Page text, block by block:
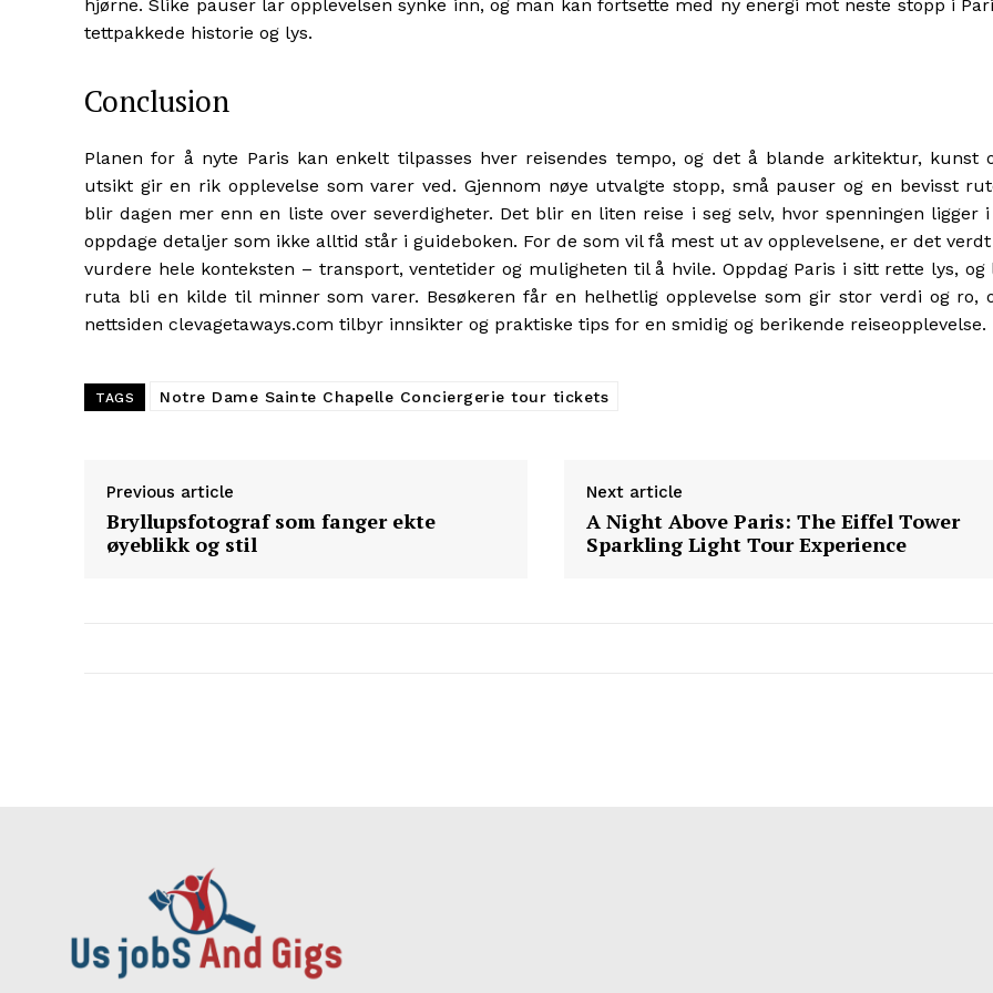
hjørne. Slike pauser lar opplevelsen synke inn, og man kan fortsette med ny energi mot neste stopp i
tettpakkede historie og lys.
Conclusion
Planen for å nyte Paris kan enkelt tilpasses hver reisendes tempo, og det å blande arkitektur, kunst
utsikt gir en rik opplevelse som varer ved. Gjennom nøye utvalgte stopp, små pauser og en bevisst
blir dagen mer enn en liste over severdigheter. Det blir en liten reise i seg selv, hvor spenningen ligger
oppdage detaljer som ikke alltid står i guideboken. For de som vil få mest ut av opplevelsene, er det
vurdere hele konteksten – transport, ventetider og muligheten til å hvile. Oppdag Paris i sitt rette lys, og
ruta bli en kilde til minner som varer. Besøkeren får en helhetlig opplevelse som gir stor verdi og ro,
nettsiden clevagetaways.com tilbyr innsikter og praktiske tips for en smidig og berikende reiseopplevelse.
TAGS Notre Dame Sainte Chapelle Conciergerie tour tickets
Previous article
Bryllupsfotograf som fanger ekte
øyeblikk og stil
Next article
A Night Above Paris: The Eiffel Tower
Sparkling Light Tour Experience